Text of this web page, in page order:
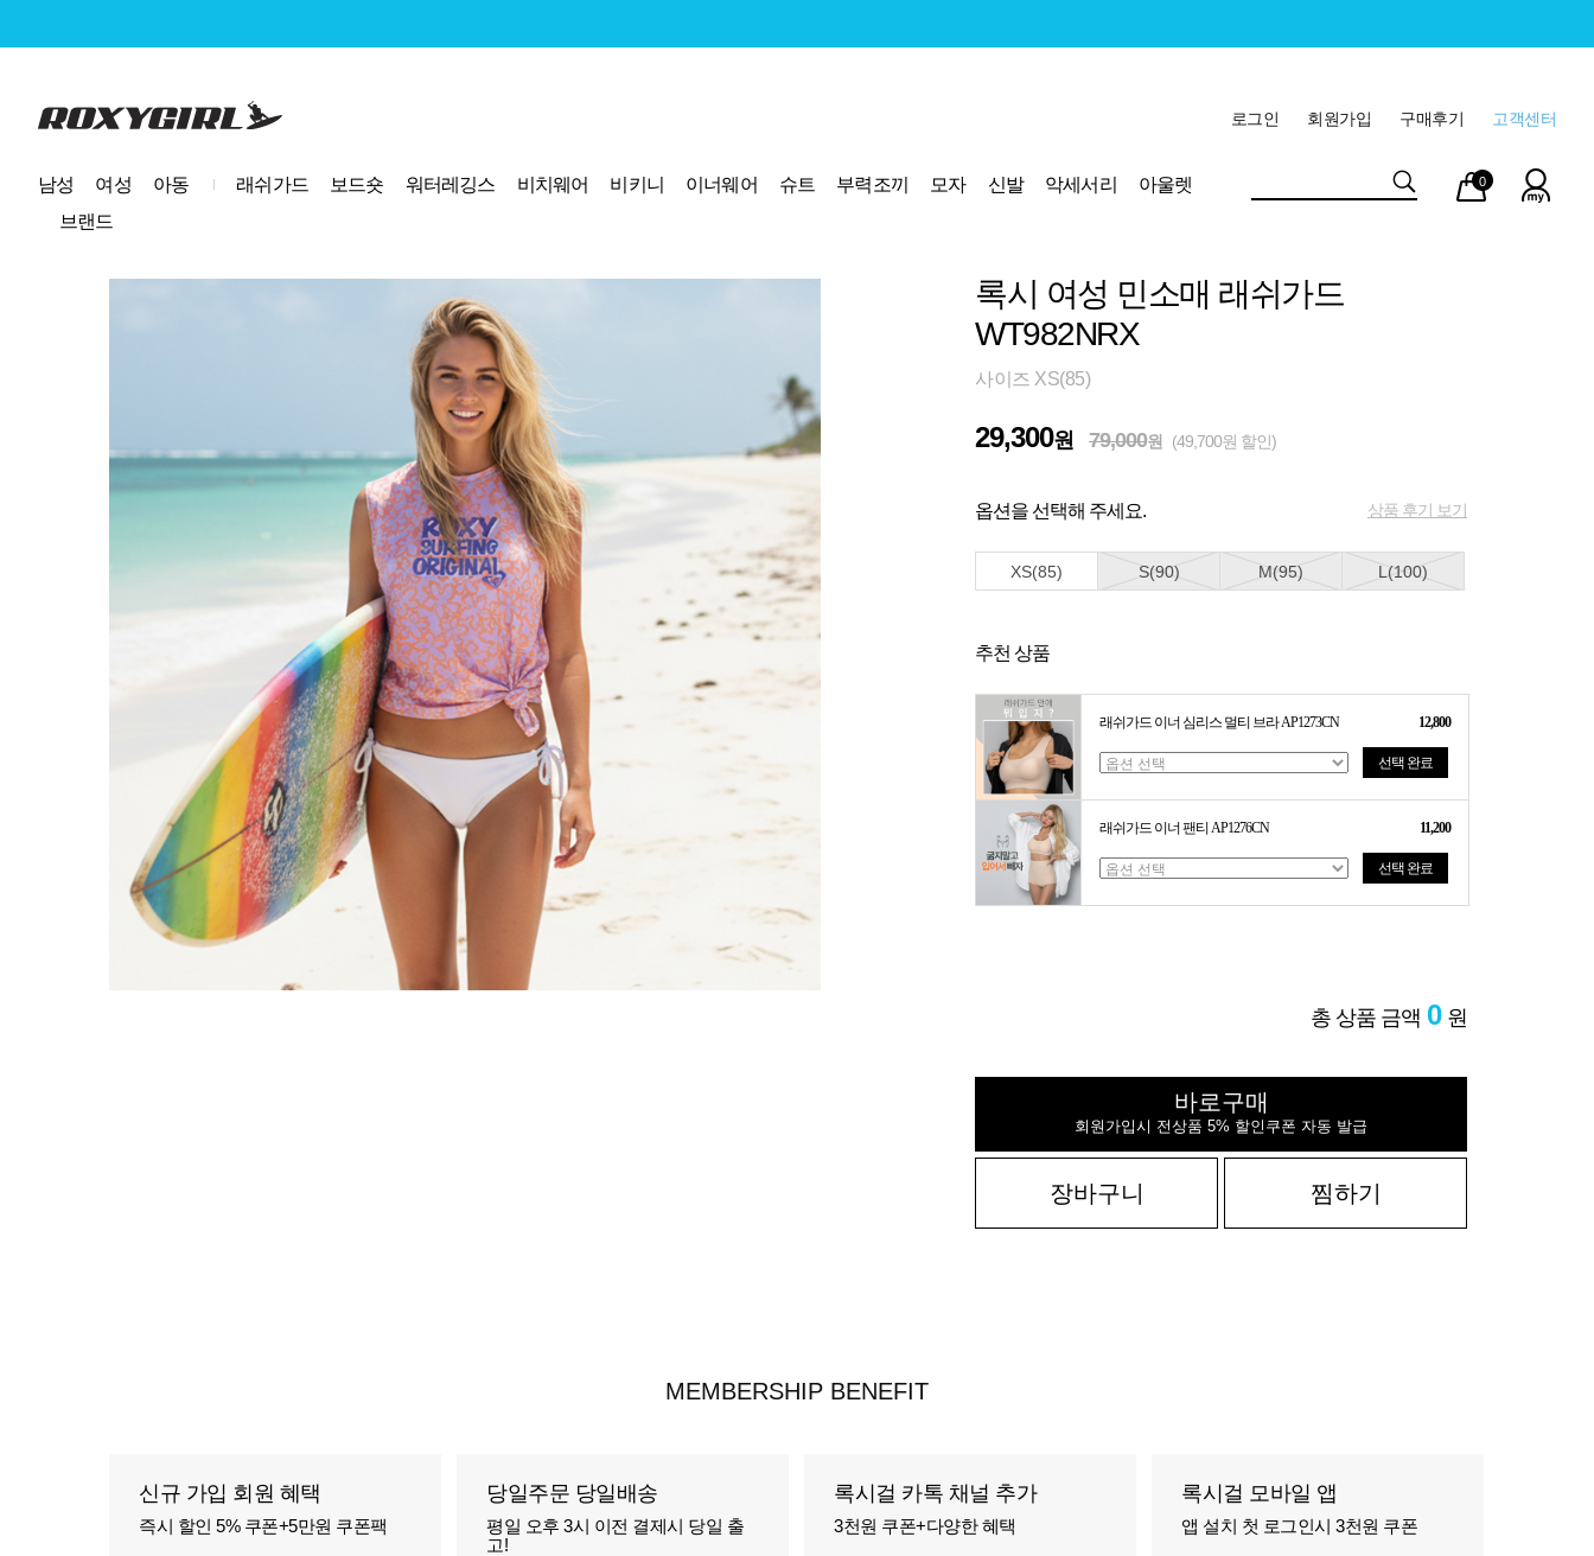
로고 고객센터
구매후기
회원가입
로그인
남성 여성 아동 래쉬가드 보드숏 워터레깅스 비치웨어 비키니 이너웨어 슈트 부력조끼 모자 신발 악세서리
아울렛
브랜드
마이
페이
장바
구니
0
록시 여성 민소매 래쉬가드
WT982NRX
사이즈 XS(85)
29,300원 79,000원 (49,700원 할인)
옵션을 선택해 주세요. 상품 후기 보기
XS(85) S(90) M(95) L(100)
추천 상품
래쉬가드 이너 심리스 멀티 브라 AP1273CN 12,800
선택 완료
래쉬가드 이너 팬티 AP1276CN 11,200
선택 완료
총 상품 금액 0 원
바로구매
회원가입시 전상품 5% 할인쿠폰 자동 발급
장바구니 찜하기
MEMBERSHIP BENEFIT
신규 가입 회원 혜택
즉시 할인 5% 쿠폰+5만원 쿠폰팩
당일주문 당일배송
평일 오후 3시 이전 결제시 당일 출
고!
록시걸 카톡 채널 추가
3천원 쿠폰+다양한 혜택
록시걸 모바일 앱
앱 설치 첫 로그인시 3천원 쿠폰